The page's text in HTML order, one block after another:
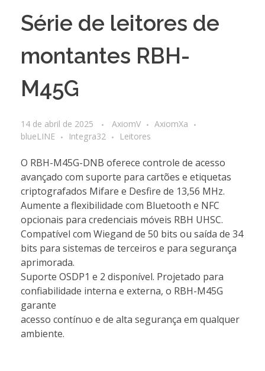
Série de leitores de
montantes RBH-
M45G
14 de abril de 2025 AxiomV
AxiomXa
blueLINE
Integra32 Leitores
O RBH-M45G-DNB oferece controle de acesso
avançado com suporte para cartões e etiquetas
criptografados Mifare e Desfire de 13,56 MHz.
Aumente a flexibilidade com Bluetooth e NFC
opcionais para credenciais móveis RBH UHSC.
Compatível com Wiegand de 50 bits ou saída de 34
bits para sistemas de terceiros e para segurança
aprimorada.
Suporte OSDP1 e 2 disponível. Projetado para
confiabilidade interna e externa, o RBH-M45G
garante
acesso contínuo e de alta segurança em qualquer
ambiente.